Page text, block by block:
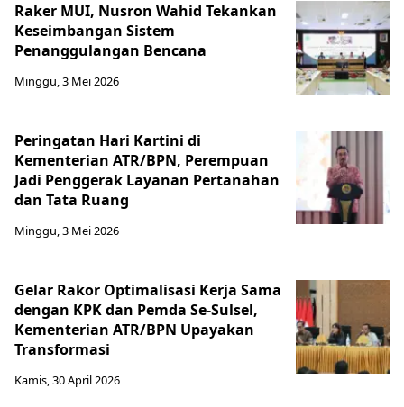
Raker MUI, Nusron Wahid Tekankan
Keseimbangan Sistem
Penanggulangan Bencana
Minggu, 3 Mei 2026
Peringatan Hari Kartini di
Kementerian ATR/BPN, Perempuan
Jadi Penggerak Layanan Pertanahan
dan Tata Ruang
Minggu, 3 Mei 2026
Gelar Rakor Optimalisasi Kerja Sama
dengan KPK dan Pemda Se-Sulsel,
Kementerian ATR/BPN Upayakan
Transformasi
Kamis, 30 April 2026